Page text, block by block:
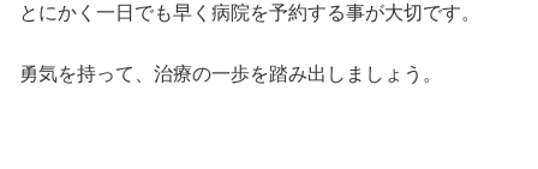
とにかく一日でも早く病院を予約する事が大切です。
勇気を持って、治療の一歩を踏み出しましょう。